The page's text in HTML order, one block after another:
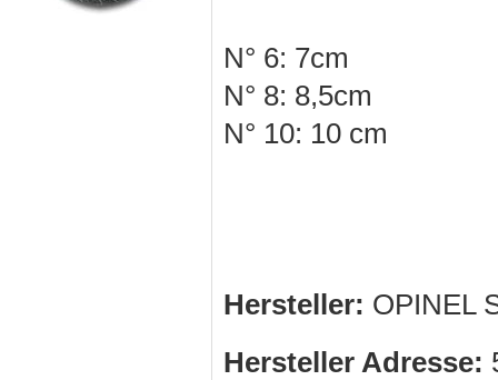
N° 6: 7cm
N° 8: 8,5cm
N° 10: 10 cm
Hersteller: OPINEL
Hersteller Adresse: